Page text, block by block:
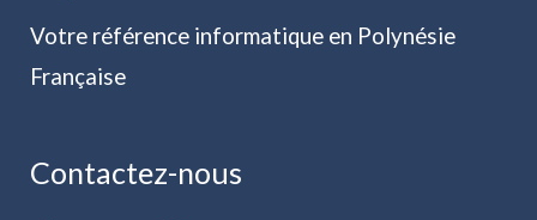
Votre référence informatique en Polynésie
Française
Contactez-nous